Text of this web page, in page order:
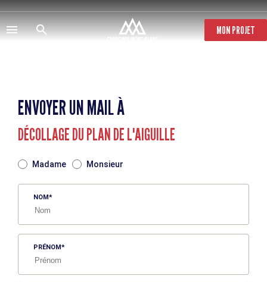
Aller
au
contenu
principal
MON PROJET
ENVOYER UN MAIL À
DÉCOLLAGE DU PLAN DE L'AIGUILLE
Madame Monsieur
NOM
PRÉNOM